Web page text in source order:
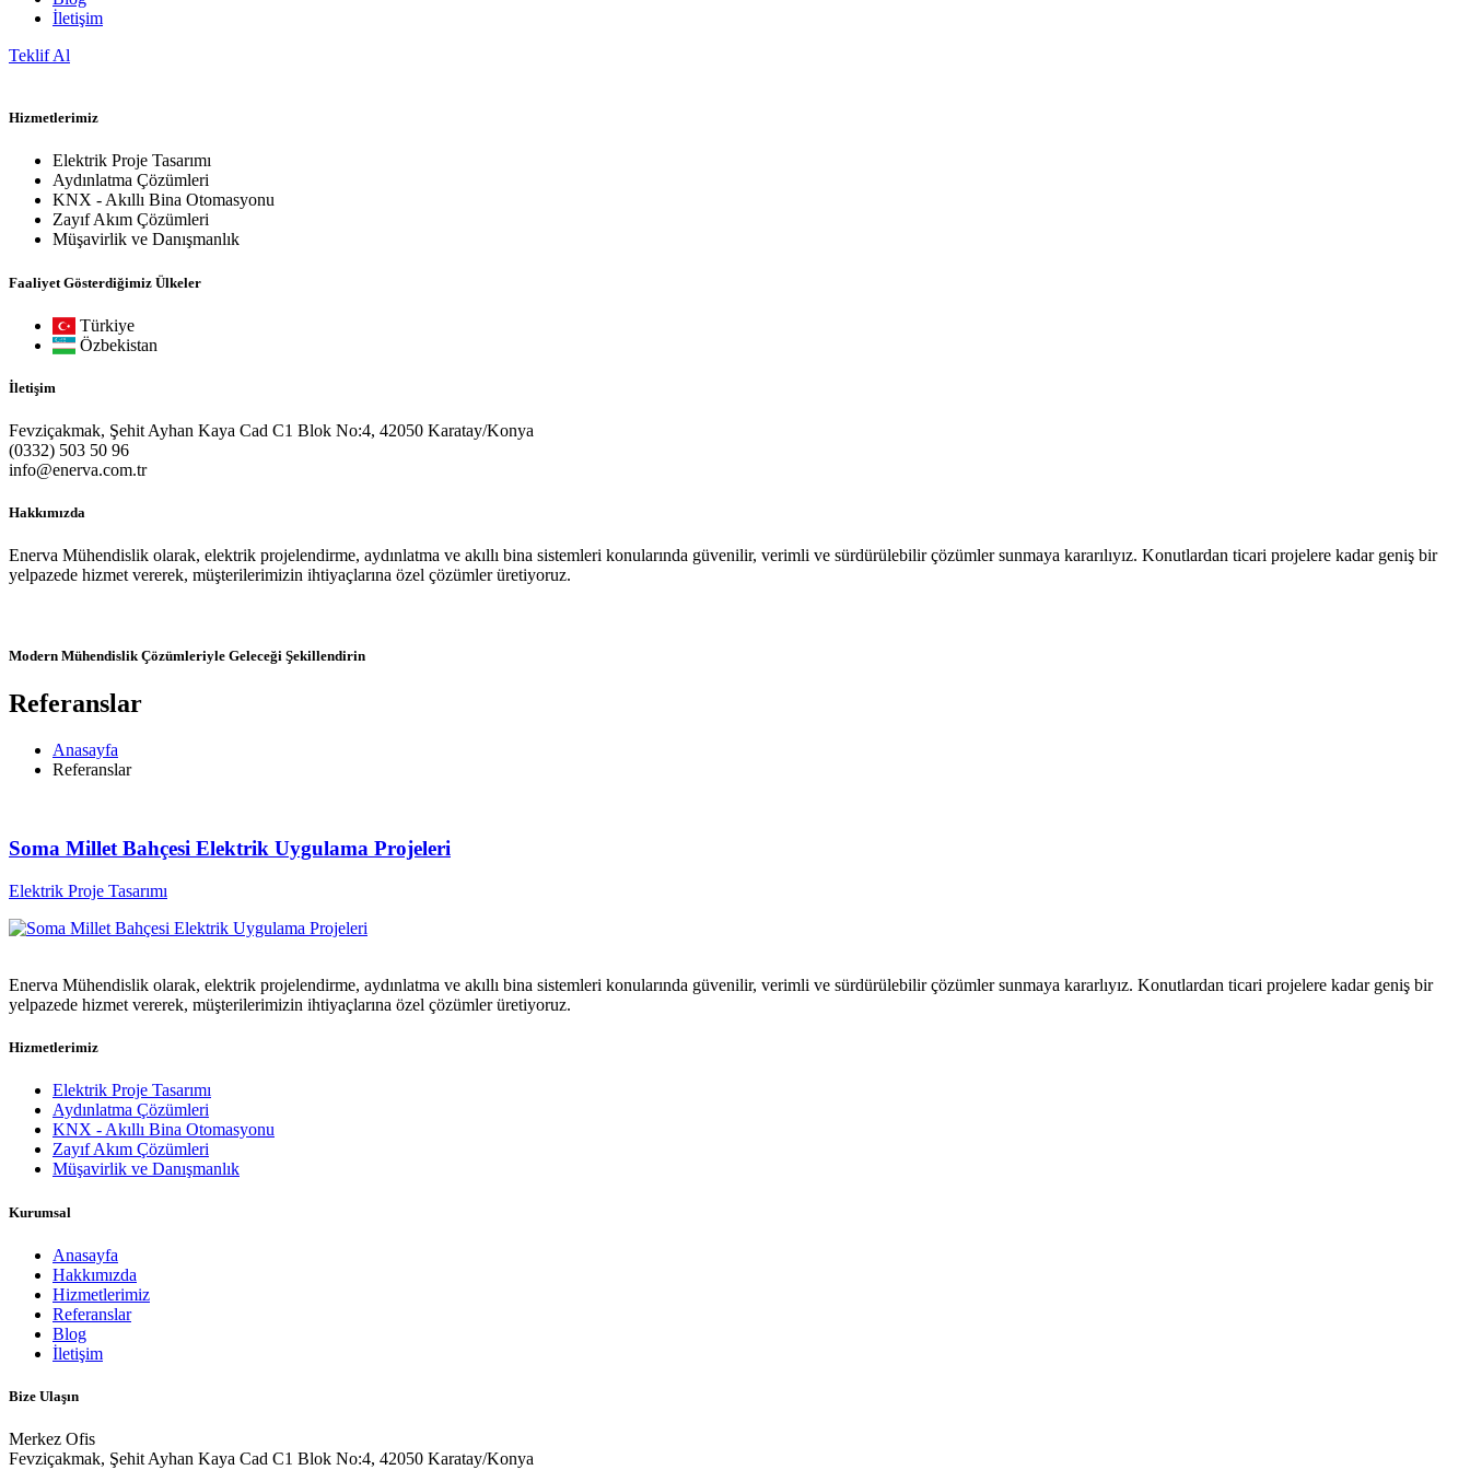
İletişim
Teklif Al
Hizmetlerimiz
Elektrik Proje Tasarımı
Aydınlatma Çözümleri
KNX - Akıllı Bina Otomasyonu
Zayıf Akım Çözümleri
Müşavirlik ve Danışmanlık
Faaliyet Gösterdiğimiz Ülkeler
Türkiye
Özbekistan
İletişim
Fevziçakmak, Şehit Ayhan Kaya Cad C1 Blok No:4, 42050 Karatay/Konya
(0332) 503 50 96
info@enerva.com.tr
Hakkımızda
Enerva Mühendislik olarak, elektrik projelendirme, aydınlatma ve akıllı bina sistemleri konularında güvenilir, verimli ve sürdürülebilir çözümler sunmaya kararılıyız. Konutlardan ticari projelere kadar geniş bir
yelpazede hizmet vererek, müşterilerimizin ihtiyaçlarına özel çözümler üretiyoruz.
Modern Mühendislik Çözümleriyle Geleceği Şekillendirin
Referanslar
Anasayfa
Referanslar
Soma Millet Bahçesi Elektrik Uygulama Projeleri
Elektrik Proje Tasarımı
Enerva Mühendislik olarak, elektrik projelendirme, aydınlatma ve akıllı bina sistemleri konularında güvenilir, verimli ve sürdürülebilir çözümler sunmaya kararlıyız. Konutlardan ticari projelere kadar geniş bir
yelpazede hizmet vererek, müşterilerimizin ihtiyaçlarına özel çözümler üretiyoruz.
Hizmetlerimiz
Elektrik Proje Tasarımı
Aydınlatma Çözümleri
KNX - Akıllı Bina Otomasyonu
Zayıf Akım Çözümleri
Müşavirlik ve Danışmanlık
Kurumsal
Anasayfa
Hakkımızda
Hizmetlerimiz
Referanslar
Blog
İletişim
Bize Ulaşın
Merkez Ofis
Fevziçakmak, Şehit Ayhan Kaya Cad C1 Blok No:4, 42050 Karatay/Konya